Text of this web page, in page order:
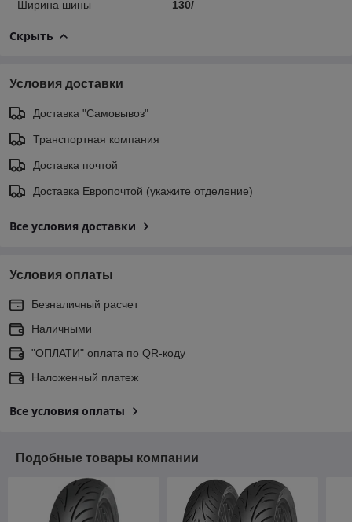
Ширина шины
130/
Скрыть
Условия доставки
Доставка "Самовывоз"
Транспортная компания
Доставка почтой
Доставка Европочтой (укажите отделение)
Все условия доставки
Условия оплаты
Безналичный расчет
Наличными
"ОПЛАТИ" оплата по QR-коду
Наложенный платеж
Все условия оплаты
Подобные товары компании